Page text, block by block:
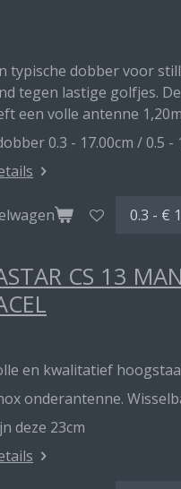
typische dobber voor
tegen lastige golfjes.
een volle antenne
0.3 - 17.00cm / 0.5 -
CS 13
en kwalitatief
onderantenne.
deze 23cm